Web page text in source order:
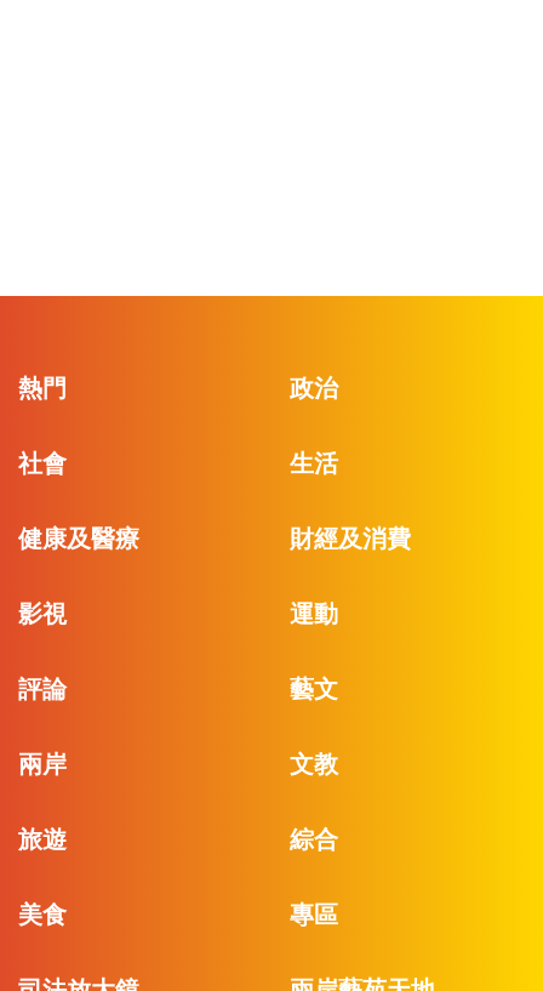
熱門 政治
社會 生活
健康及醫療 財經及消費
影視 運動
評論 藝文
兩岸 文教
旅遊 綜合
美食 專區